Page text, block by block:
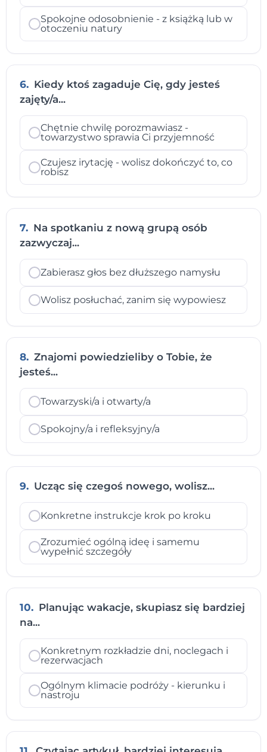
Spokojne odosobnienie - z książką lub w
otoczeniu natury
6. Kiedy ktoś zagaduje Cię, gdy jesteś
zajęty/a...
Chętnie chwilę porozmawiasz -
towarzystwo sprawia Ci przyjemność
Czujesz irytację - wolisz dokończyć to, co
robisz
7. Na spotkaniu z nową grupą osób
zazwyczaj...
Zabierasz głos bez dłuższego namysłu
Wolisz posłuchać, zanim się wypowiesz
8. Znajomi powiedzieliby o Tobie, że
jesteś...
Towarzyski/a i otwarty/a
Spokojny/a i refleksyjny/a
9. Ucząc się czegoś nowego, wolisz...
Konkretne instrukcje krok po kroku
Zrozumieć ogólną ideę i samemu
wypełnić szczegóły
10. Planując wakacje, skupiasz się bardziej
na...
Konkretnym rozkładzie dni, noclegach i
rezerwacjach
Ogólnym klimacie podróży - kierunku i
nastroju